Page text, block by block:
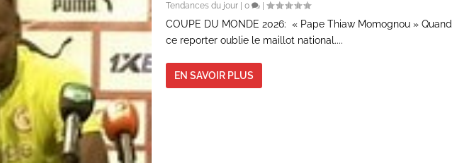
Tendances du jour| 0 |
COUPE DU MONDE 2026: « Pape Thiaw Momognou » Quand
ce reporter oublie le maillot national....
EN SAVOIR PLUS